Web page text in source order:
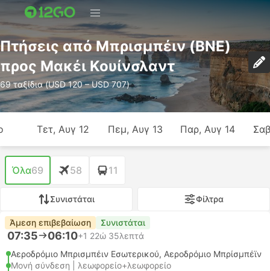
Πτήσεις από Μπρισμπέιν (BNE)
προς Μακέι Κουίνσλαντ
69 ταξίδια (USD 120 – USD 707)
Τετ, Αυγ 12 Πεμ, Αυγ 13 Παρ, Αυγ 14
Όλα69 58 11
Συνιστάται Φίλτρα
Άμεση επιβεβαίωση Συνιστάται
07:35 06:10+1 22ώ 35λεπτά
Αεροδρόμιο Μπρισμπέιν Εσωτερικού, Αεροδρόμιο Μπρίσμπέϊν
Μονή σύνδεση | λεωφορείο+λεωφορείο